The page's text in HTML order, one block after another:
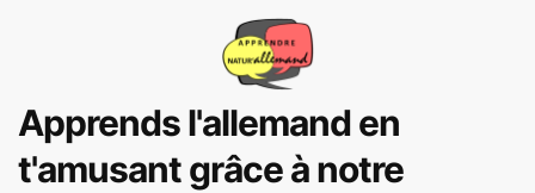
Apprends l'allemand en
t'amusant grâce à notre